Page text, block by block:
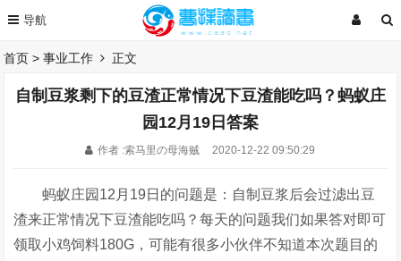
首页 >事业工作 正文
自制豆浆剩下的豆渣正常情况下豆渣能吃吗？蚂蚁庄
园12月19日答案
作者 :索马里の母海贼 2020-12-22 09:50:29
蚂蚁庄园12月19日的问题是：自制豆浆后会过滤出豆
渣来正常情况下豆渣能吃吗？每天的问题我们如果答对即可
领取小鸡饲料180G，可能有很多小伙伴不知道本次题目的